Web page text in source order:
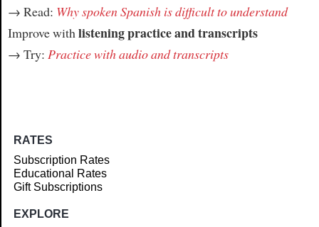
→ Read: Why spoken Spanish is difficult to understand
Improve withlistening practice and transcripts
→ Try: Practice with audio and transcripts
RATES
Subscription Rates
Educational Rates
Gift Subscriptions
EXPLORE